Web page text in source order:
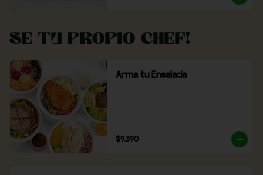
Se tu propio Chef!
Arma tu Ensalada
$9.390